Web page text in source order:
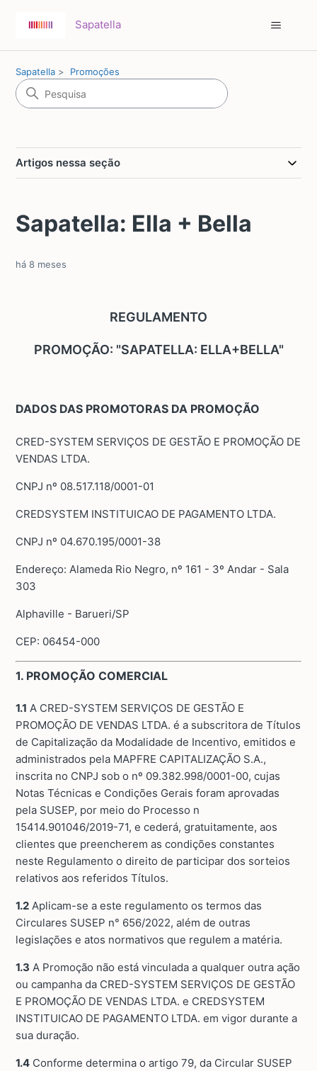
Sapatella
Sapatella Promoções
Artigos nessa seção
Sapatella: Ella + Bella
há 8 meses
REGULAMENTO
PROMOÇÃO: "SAPATELLA: ELLA+BELLA"
DADOS DAS PROMOTORAS DA PROMOÇÃO
CRED-SYSTEM SERVIÇOS DE GESTÃO E PROMOÇÃO DE
VENDAS LTDA.
CNPJ nº 08.517.118/0001-01
CREDSYSTEM INSTITUICAO DE PAGAMENTO LTDA.
CNPJ nº 04.670.195/0001-38
Endereço: Alameda Rio Negro, nº 161 - 3º Andar - Sala
303
Alphaville - Barueri/SP
CEP: 06454-000
1. PROMOÇÃO COMERCIAL
1.1 A CRED-SYSTEM SERVIÇOS DE GESTÃO E
PROMOÇÃO DE VENDAS LTDA. é a subscritora de Títulos
de Capitalização da Modalidade de Incentivo, emitidos e
administrados pela MAPFRE CAPITALIZAÇÃO S.A.,
inscrita no CNPJ sob o nº 09.382.998/0001-00, cujas
Notas Técnicas e Condições Gerais foram aprovadas
pela SUSEP, por meio do Processo n
15414.901046/2019-71, e cederá, gratuitamente, aos
clientes que preencherem as condições constantes
neste Regulamento o direito de participar dos sorteios
relativos aos referidos Títulos.
1.2 Aplicam-se a este regulamento os termos das
Circulares SUSEP n° 656/2022, além de outras
legislações e atos normativos que regulem a matéria.
1.3 A Promoção não está vinculada a qualquer outra ação
ou campanha da CRED-SYSTEM SERVIÇOS DE GESTÃO
E PROMOÇÃO DE VENDAS LTDA. e CREDSYSTEM
INSTITUICAO DE PAGAMENTO LTDA. em vigor durante a
sua duração.
1.4 Conforme determina o artigo 79, da Circular SUSEP